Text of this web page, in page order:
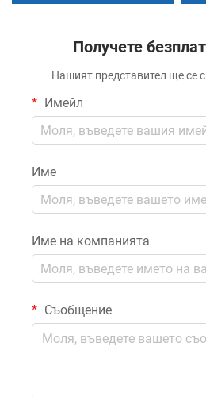
каросерии, продажби
директно от завода
Получете
Нашият представител ще се
Имейл
Име
Име на компанията
Съобщение